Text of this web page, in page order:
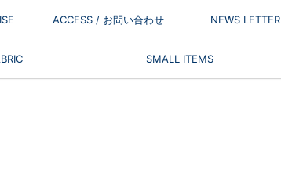
ACCESS / お問い合わせ NEWS LETTER
SMALL ITEMS